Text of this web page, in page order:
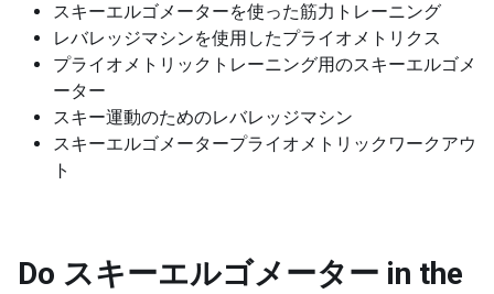
スキーエルゴメーターを使った筋力トレーニング
レバレッジマシンを使用したプライオメトリクス
プライオメトリックトレーニング用のスキーエルゴメ
ーター
スキー運動のためのレバレッジマシン
スキーエルゴメータープライオメトリックワークアウ
ト
Do スキーエルゴメーター in the